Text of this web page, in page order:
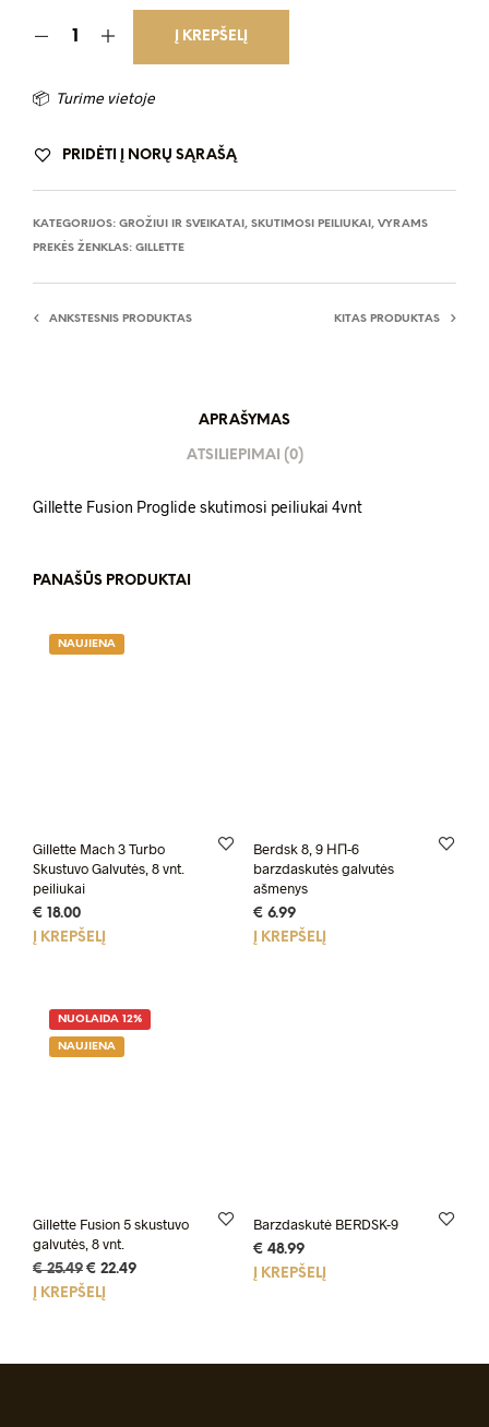
€ 23.99.€ 15.49.
Į KREPŠELĮ
📦 Turime vietoje
PRIDĖTI Į NORŲ SĄRAŠĄ
KATEGORIJOS: GROŽIUI IR SVEIKATAI , SKUTIMOSI PEILIUKAI , VYRAMS
PREKĖS ŽENKLAS: GILLETTE
ANKSTESNIS PRODUKTAS KITAS PRODUKTAS
APRAŠYMAS
ATSILIEPIMAI (0)
Gillette Fusion Proglide skutimosi peiliukai 4vnt
PANAŠŪS PRODUKTAI
NAUJIENA
Gillette Mach 3 Turbo
Skustuvo Galvutės, 8 vnt.
peiliukai
€ 18.00
Į KREPŠELĮ
Berdsk 8, 9 НП-6
barzdaskutės galvutės
ašmenys
€ 6.99
Į KREPŠELĮ
NUOLAIDA 12%
NAUJIENA
Gillette Fusion 5 skustuvo
galvutės, 8 vnt.
€25.49 Original
price
€ 22.49Current
Į KREPŠELĮ
Barzdaskutė BERDSK-9
€ 48.99
Į KREPŠELĮ